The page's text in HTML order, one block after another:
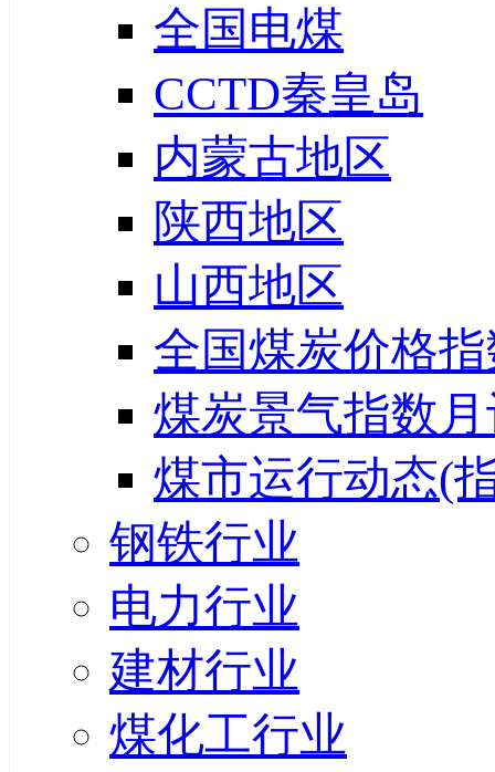
全国电煤
CCTD秦皇岛
内蒙古地区
陕西地区
山西地区
全国煤炭价格
煤炭景气指数
煤市运行动态(
钢铁行业
电力行业
建材行业
煤化工行业